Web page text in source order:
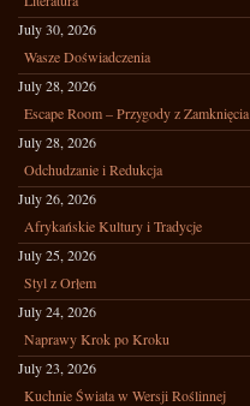
July 30, 2026
Wasze Doświadczenia
July 28, 2026
Escape Room – Przygody z Zamknięcia
July 28, 2026
Odchudzanie i Redukcja
July 26, 2026
Afrykańskie Kultury i Tradycje
July 25, 2026
Styl z Orłem
July 24, 2026
Naprawy Krok po Kroku
July 23, 2026
Kuchnie Świata w Wersji Roślinnej